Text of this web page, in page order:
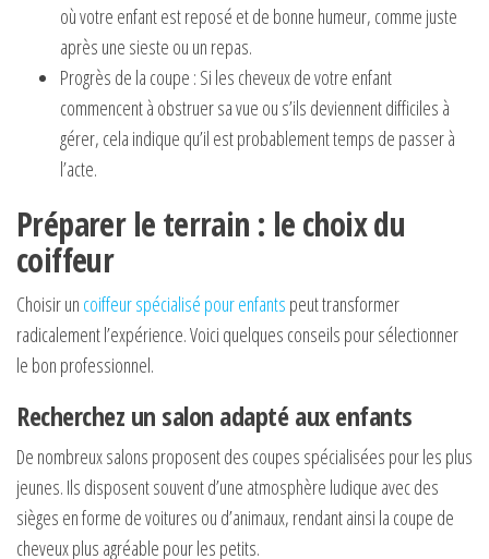
où votre enfant est reposé et de bonne humeur, comme juste
après une sieste ou un repas.
Progrès de la coupe : Si les cheveux de votre enfant
commencent à obstruer sa vue ou s’ils deviennent difficiles à
gérer, cela indique qu’il est probablement temps de passer à
l’acte.
Préparer le terrain : le choix du
coiffeur
Choisir un coiffeur spécialisé pour enfants peut transformer
radicalement l’expérience. Voici quelques conseils pour sélectionner
le bon professionnel.
Recherchez un salon adapté aux enfants
De nombreux salons proposent des coupes spécialisées pour les plus
jeunes. Ils disposent souvent d’une atmosphère ludique avec des
sièges en forme de voitures ou d’animaux, rendant ainsi la coupe de
cheveux plus agréable pour les petits.